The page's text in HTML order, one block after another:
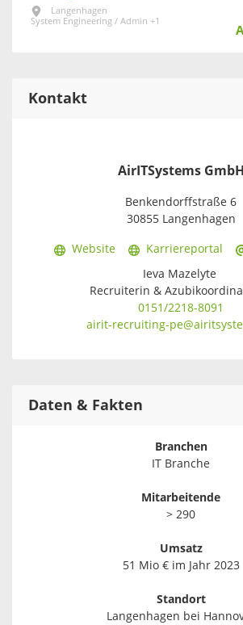
Langenhagen
System Engineering / Admin +1
Kontakt
AirITSystems GmbH
Benkendorffstraße 6
30855 Langenhagen
Website Karriereportal
Ieva Mazelyte
Recruiterin &
0151/2218-8091
airit-recruiting-
Daten & Fakten
Branchen
IT Branche
Mitarbeitende
> 290
Umsatz
51 Mio € im Jahr 2023
Standort
Langenhagen bei